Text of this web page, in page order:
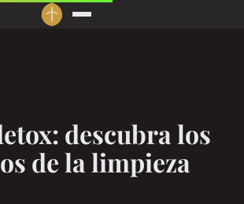
descubra los
de la limpieza